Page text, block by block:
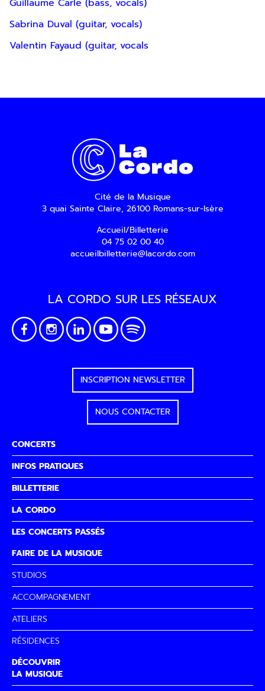
Guillaume Carle (bass, vocals)
Sabrina Duval (guitar, vocals)
Valentin Fayaud (guitar, vocals
Cité de la Musique
3 quai Sainte Claire, 26100 Romans-sur-Isère
Accueil/Billetterie
04 75 02 00 40
accueilbilletterie@lacordo.com
CONCERTS
INFOS PRATIQUES
BILLETTERIE
LA CORDO
LES CONCERTS PASSÉS
FAIRE DE LA MUSIQUE
STUDIOS
ACCOMPAGNEMENT
ATELIERS
RÉSIDENCES
DÉCOUVRIR
LA MUSIQUE
LA CORDO SUR LES RÉSEAUX
INSCRIPTION NEWSLETTER
NOUS CONTACTER